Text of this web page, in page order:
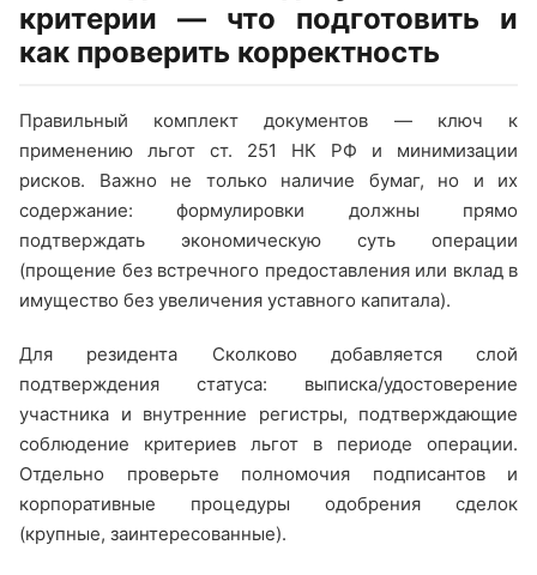
критерии — что подготовить и
как проверить корректность
Правильный комплект документов — ключ к
применению льгот ст. 251 НК РФ и минимизации
рисков. Важно не только наличие бумаг, но и их
содержание: формулировки должны прямо
подтверждать экономическую суть операции
(прощение без встречного предоставления или вклад в
имущество без увеличения уставного капитала).
Для резидента Сколково добавляется слой
подтверждения статуса: выписка/удостоверение
участника и внутренние регистры, подтверждающие
соблюдение критериев льгот в периоде операции.
Отдельно проверьте полномочия подписантов и
корпоративные процедуры одобрения сделок
(крупные, заинтересованные).